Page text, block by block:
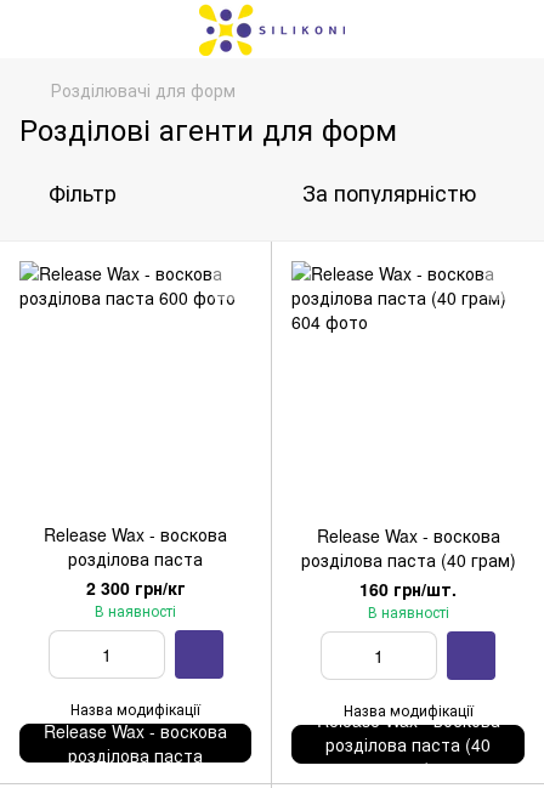
Розділювачі для форм
Розділові агенти для форм
Фільтр За популярністю
Release Wax - воскова
розділова паста
2 300 грн/кг
В наявності
Назва модифікації
Release Wax - воскова
розділова паста
Release Wax - воскова
розділова паста (40 грам)
160 грн/шт.
В наявності
Назва модифікації
Release Wax - воскова
розділова паста (40
грам)